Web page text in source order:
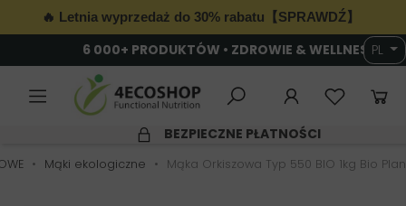
🔥 Letnia wyprzedaż do 30% rabatu【SPRAWDŹ】
6 000+ PRODUKTÓW • ZDROWIE & WELLNESS PL
SZYBKA WYSYŁKA
Mąki ekologiczne Mąka Orkiszowa Typ 550 BIO 1kg Bio